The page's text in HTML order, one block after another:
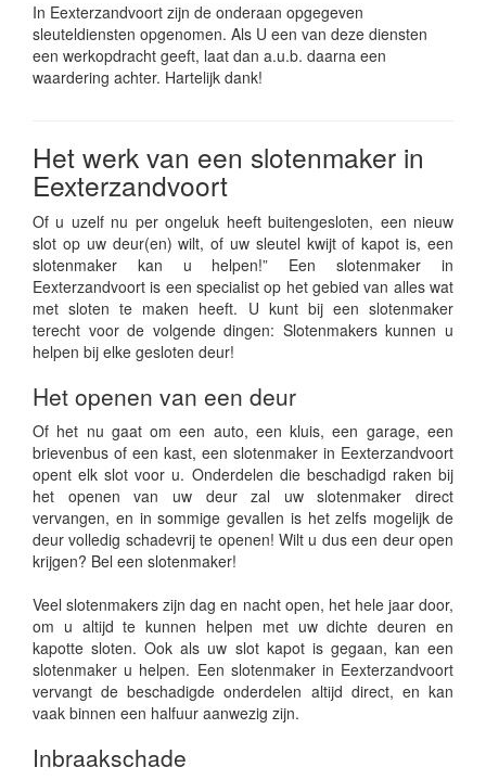
In Eexterzandvoort zijn de onderaan opgegeven
sleuteldiensten opgenomen. Als U een van deze diensten
een werkopdracht geeft, laat dan a.u.b. daarna een
waardering achter. Hartelijk dank!
Het werk van een slotenmaker in
Eexterzandvoort
Of u uzelf nu per ongeluk heeft buitengesloten, een nieuw
slot op uw deur(en) wilt, of uw sleutel kwijt of kapot is, een
slotenmaker kan u helpen!” Een slotenmaker in
Eexterzandvoort is een specialist op het gebied van alles wat
met sloten te maken heeft. U kunt bij een slotenmaker
terecht voor de volgende dingen: Slotenmakers kunnen u
helpen bij elke gesloten deur!
Het openen van een deur
Of het nu gaat om een auto, een kluis, een garage, een
brievenbus of een kast, een slotenmaker in Eexterzandvoort
opent elk slot voor u. Onderdelen die beschadigd raken bij
het openen van uw deur zal uw slotenmaker direct
vervangen, en in sommige gevallen is het zelfs mogelijk de
deur volledig schadevrij te openen! Wilt u dus een deur open
krijgen? Bel een slotenmaker!
Veel slotenmakers zijn dag en nacht open, het hele jaar door,
om u altijd te kunnen helpen met uw dichte deuren en
kapotte sloten. Ook als uw slot kapot is gegaan, kan een
slotenmaker u helpen. Een slotenmaker in Eexterzandvoort
vervangt de beschadigde onderdelen altijd direct, en kan
vaak binnen een halfuur aanwezig zijn.
Inbraakschade